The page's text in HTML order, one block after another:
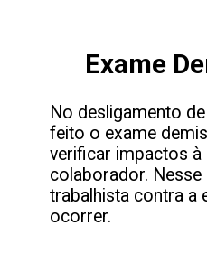
Exame
No desligamento
feito o exame
verificar impactos à
colaborador.
trabalhista contra a
ocorrer.